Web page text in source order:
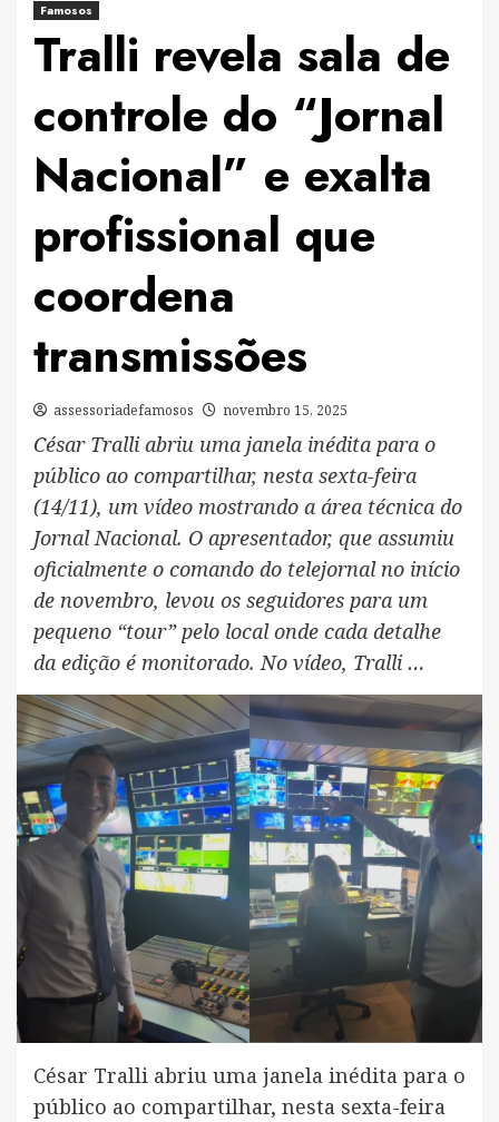
Famosos
Tralli revela sala de
controle do “Jornal
Nacional” e exalta
profissional que
coordena
transmissões
assessoriadefamosos novembro 15, 2025
César Tralli abriu uma janela inédita para o
público ao compartilhar, nesta sexta-feira
(14/11), um vídeo mostrando a área técnica do
Jornal Nacional. O apresentador, que assumiu
oficialmente o comando do telejornal no início
de novembro, levou os seguidores para um
pequeno “tour” pelo local onde cada detalhe
da edição é monitorado. No vídeo, Tralli …
César Tralli abriu uma janela inédita para o
público ao compartilhar, nesta sexta-feira